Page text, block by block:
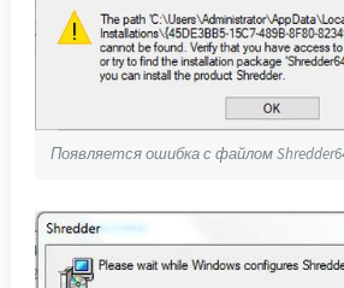
Появляется ошибка с файлом